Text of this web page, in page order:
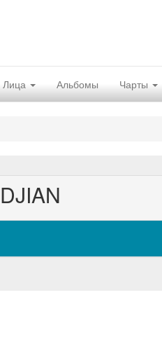
Лица Альбомы Чарты